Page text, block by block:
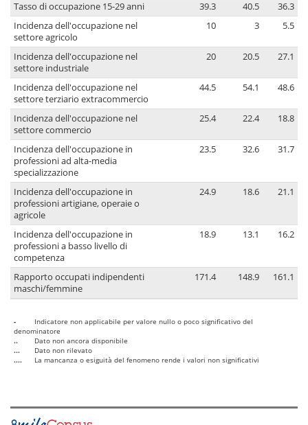
Tasso di occupazione 15-29 anni
39.3 40.5
36.3
Incidenza dell'occupazione nel
settore agricolo
10 3 5.5
Incidenza dell'occupazione nel
settore industriale
20 20.5 27.1
Incidenza dell'occupazione nel
settore terziario extracommercio
44.5 54.1 48.6
Incidenza dell'occupazione nel
settore commercio
25.4 22.4 18.8
Incidenza dell'occupazione in
professioni ad alta-media
specializzazione
23.5 32.6 31.7
Incidenza dell'occupazione in
professioni artigiane, operaie o
agricole
24.9 18.6 21.1
Incidenza dell'occupazione in
professioni a basso livello di
competenza
18.9 13.1 16.2
Rapporto occupati indipendenti
maschi/femmine
171.4 148.9 161.1
-
Indicatore non applicabile per valore nullo o poco significativo del
denominatore
..
Dato non ancora disponibile
...
Dato non rilevato
....
La mancanza o esiguità del fenomeno rende i valori non significativi